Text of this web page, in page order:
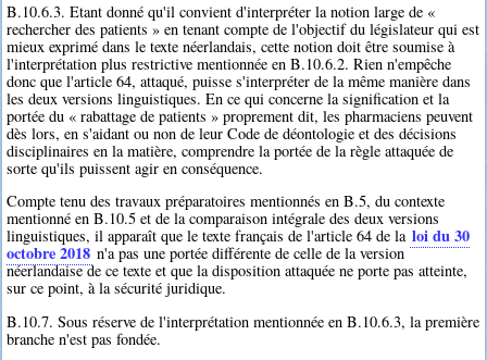
B.10.6.3. Etant donné qu'il convient d'interpréter la notion large de «
rechercher des patients » en tenant compte de l'objectif du législateur qui est
mieux exprimé dans le texte néerlandais, cette notion doit être soumise à
l'interprétation plus restrictive mentionnée en B.10.6.2. Rien n'empêche
donc que l'article 64, attaqué, puisse s'interpréter de la même manière dans
les deux versions linguistiques. En ce qui concerne la signification et la
portée du « rabattage de patients » proprement dit, les pharmaciens peuvent
dès lors, en s'aidant ou non de leur Code de déontologie et des décisions
disciplinaires en la matière, comprendre la portée de la règle attaquée de
sorte qu'ils puissent agir en conséquence.
Compte tenu des travaux préparatoires mentionnés en B.5, du contexte
mentionné en B.10.5 et de la comparaison intégrale des deux versions
linguistiques, il apparaît que le texte français de l'article 64 de la loi du 30
octobre 2018 n'a pas une portée différente de celle de la version
néerlandaise de ce texte et que la disposition attaquée ne porte pas atteinte,
sur ce point, à la sécurité juridique.
B.10.7. Sous réserve de l'interprétation mentionnée en B.10.6.3, la première
branche n'est pas fondée.